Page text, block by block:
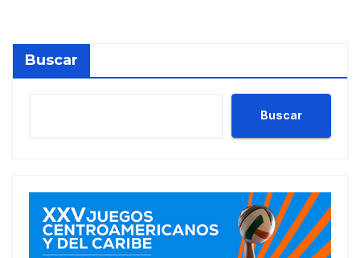
Buscar
Buscar